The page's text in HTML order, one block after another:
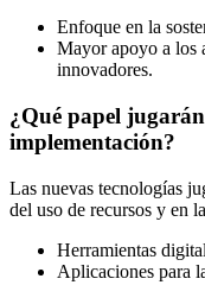
Enfoque en la
Mayor apoyo a los
innovadores.
¿Qué papel
implementación?
Las nuevas tecnologías
del uso de recursos y en
Herramientas
Aplicaciones para